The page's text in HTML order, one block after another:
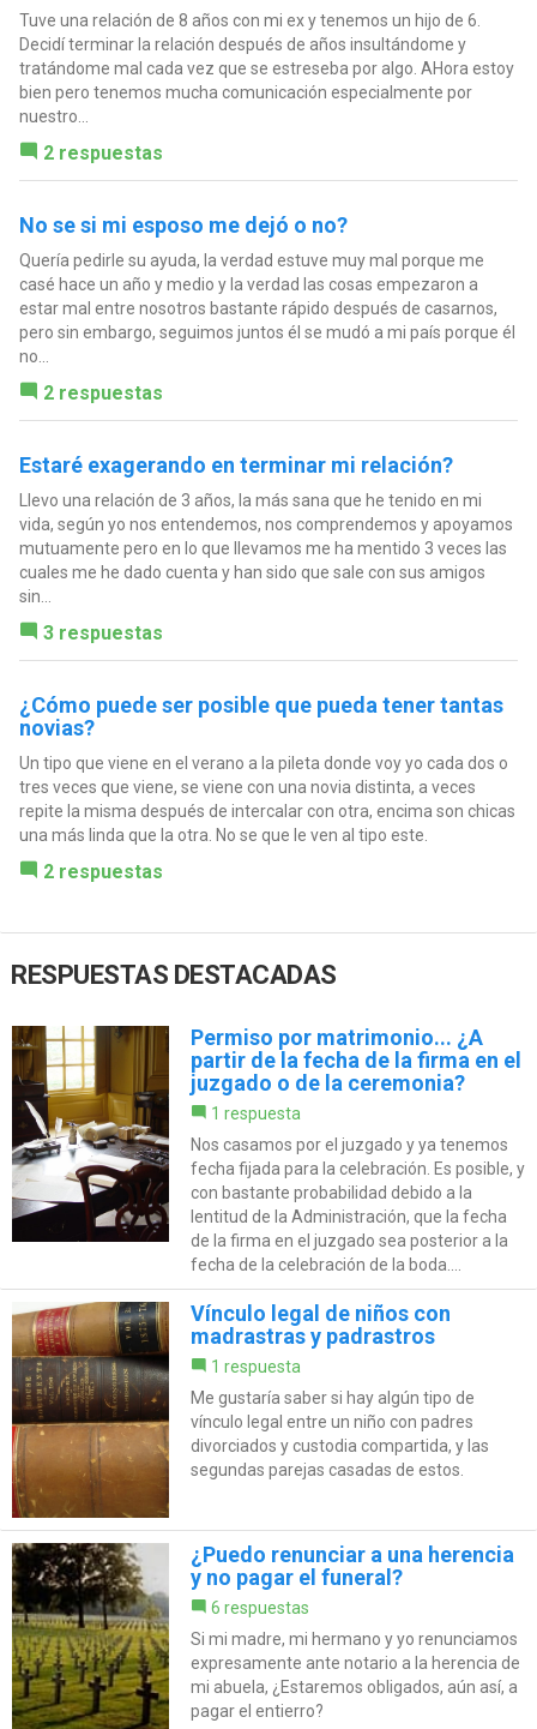
Tuve una relación de 8 años con mi ex y tenemos un hijo de 6.
Decidí terminar la relación después de años insultándome y
tratándome mal cada vez que se estreseba por algo. AHora estoy
bien pero tenemos mucha comunicación especialmente por
nuestro...
2 respuestas
No se si mi esposo me dejó o no?
Quería pedirle su ayuda, la verdad estuve muy mal porque me
casé hace un año y medio y la verdad las cosas empezaron a
estar mal entre nosotros bastante rápido después de casarnos,
pero sin embargo, seguimos juntos él se mudó a mi país porque él
no...
2 respuestas
Estaré exagerando en terminar mi relación?
Llevo una relación de 3 años, la más sana que he tenido en mi
vida, según yo nos entendemos, nos comprendemos y apoyamos
mutuamente pero en lo que llevamos me ha mentido 3 veces las
cuales me he dado cuenta y han sido que sale con sus amigos
sin...
3 respuestas
¿Cómo puede ser posible que pueda tener tantas
novias?
Un tipo que viene en el verano a la pileta donde voy yo cada dos o
tres veces que viene, se viene con una novia distinta, a veces
repite la misma después de intercalar con otra, encima son chicas
una más linda que la otra. No se que le ven al tipo este.
2 respuestas
RESPUESTAS DESTACADAS
Permiso por matrimonio... ¿A
partir de la fecha de la firma en el
juzgado o de la ceremonia?
1 respuesta
Nos casamos por el juzgado y ya tenemos
fecha fijada para la celebración. Es posible, y
con bastante probabilidad debido a la
lentitud de la Administración, que la fecha
de la firma en el juzgado sea posterior a la
fecha de la celebración de la boda....
Vínculo legal de niños con
madrastras y padrastros
1 respuesta
Me gustaría saber si hay algún tipo de
vínculo legal entre un niño con padres
divorciados y custodia compartida, y las
segundas parejas casadas de estos.
¿Puedo renunciar a una herencia
y no pagar el funeral?
6 respuestas
Si mi madre, mi hermano y yo renunciamos
expresamente ante notario a la herencia de
mi abuela, ¿Estaremos obligados, aún así, a
pagar el entierro?